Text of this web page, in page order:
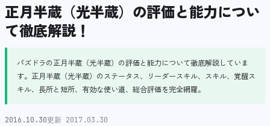
正月半蔵（光半蔵）の評価と能力につい
て徹底解説！
パズドラの正月半蔵（光半蔵）の評価と能力について徹底解説していま
す。正月半蔵（光半蔵）のステータス、リーダースキル、スキル、覚醒ス
キル、長所と短所、有効な使い道、総合評価を完全網羅。
2016.10.30更新 2017.03.30